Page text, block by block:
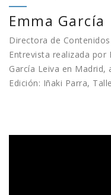
Emma García
Directora de
Entrevista realizada por
García Leiva en Madrid,
Edición: Iñaki Parra,